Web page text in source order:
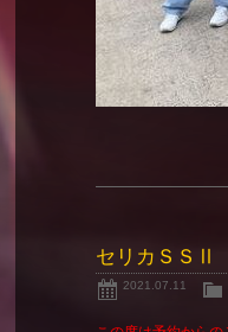
セリカＳＳ
2021.07.11